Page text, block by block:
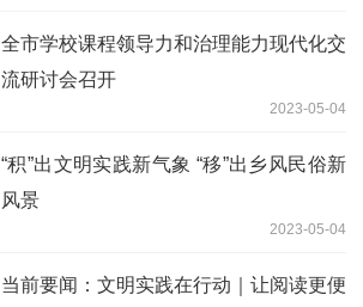
全市学校课程领导力和治理能力现代化交
流研讨会召开
2023-05-04
“积”出文明实践新气象 “移”出乡风民俗新
风景
2023-05-04
当前要闻：文明实践在行动｜让阅读更便